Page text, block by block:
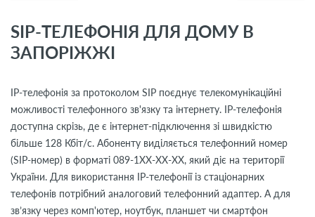
SIP-ТЕЛЕФОНІЯ ДЛЯ ДОМУ В
ЗАПОРІЖЖІ
IP-телефонія за протоколом SIP поєднує телекомунікаційні
можливості телефонного зв'язку та інтернету. IP-телефонія
доступна скрізь, де є інтернет-підключення зі швидкістю
більше 128 Кбіт/с. Абоненту виділяється телефонний номер
(SIP-номер) в форматі 089-1ХХ-ХХ-ХХ, який діє на території
України. Для використання IP-телефонії із стаціонарних
телефонів потрібний аналоговий телефонний адаптер. А для
зв’язку через комп'ютер, ноутбук, планшет чи смартфон